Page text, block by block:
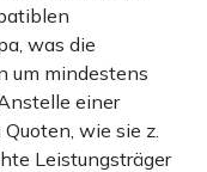
was die
um mindestens
einer
wie sie z.
Leistungsträger